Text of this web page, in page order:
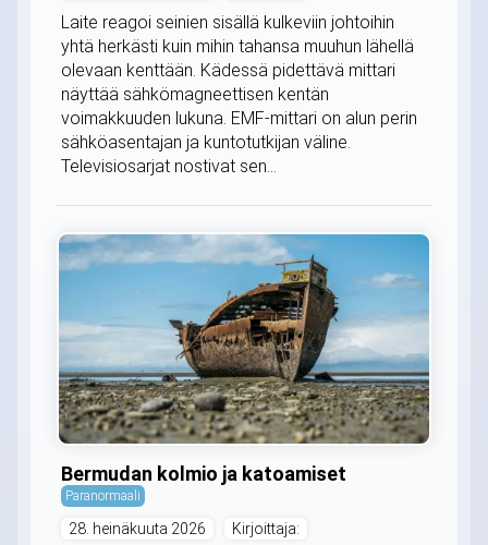
Laite reagoi seinien sisällä kulkeviin johtoihin
yhtä herkästi kuin mihin tahansa muuhun lähellä
olevaan kenttään. Kädessä pidettävä mittari
näyttää sähkömagneettisen kentän
voimakkuuden lukuna. EMF-mittari on alun perin
sähköasentajan ja kuntotutkijan väline.
Televisiosarjat nostivat sen...
Bermudan kolmio ja katoamiset
Paranormaali
28. heinäkuuta 2026 Kirjoittaja: